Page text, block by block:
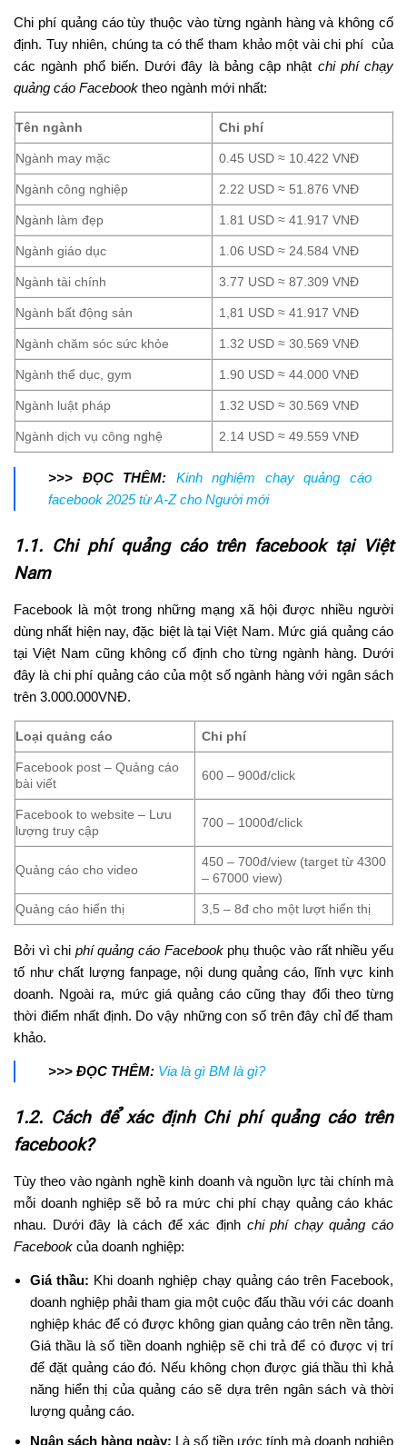
Chi phí quảng cáo tùy thuộc vào từng ngành hàng và không cố
định. Tuy nhiên, chúng ta có thể tham khảo một vài chi phí của
các ngành phổ biến. Dưới đây là bảng cập nhật chi phí chạy
quảng cáo Facebook theo ngành mới nhất:
Tên ngành Chi phí
Ngành may mặc 0.45 USD ≈ 10.422 VNĐ
Ngành công nghiệp 2.22 USD ≈ 51.876 VNĐ
Ngành làm đẹp 1.81 USD ≈ 41.917 VNĐ
Ngành giáo dục 1.06 USD ≈ 24.584 VNĐ
Ngành tài chính 3.77 USD ≈ 87.309 VNĐ
Ngành bất động sản 1,81 USD ≈ 41.917 VNĐ
Ngành chăm sóc sức khỏe 1.32 USD ≈ 30.569 VNĐ
Ngành thể dục, gym 1.90 USD ≈ 44.000 VNĐ
Ngành luật pháp 1.32 USD ≈ 30.569 VNĐ
Ngành dịch vụ công nghệ 2.14 USD ≈ 49.559 VNĐ
>>> ĐỌC THÊM: Kinh nghiệm chạy quảng cáo
facebook 2025 từ A-Z cho Người mới
1.1. Chi phí quảng cáo trên facebook tại Việt
Nam
Facebook là một trong những mạng xã hội được nhiều người
dùng nhất hiện nay, đặc biệt là tại Việt Nam. Mức giá quảng cáo
tại Việt Nam cũng không cố định cho từng ngành hàng. Dưới
đây là chi phí quảng cáo của một số ngành hàng với ngân sách
trên 3.000.000VNĐ.
Loại quảng cáo Chi phí
Facebook post – Quảng cáo
bài viết
600 – 900đ/click
Facebook to website – Lưu
lượng truy cập
700 – 1000đ/click
Quảng cáo cho video
450 – 700đ/view (target từ 4300
– 67000 view)
Quảng cáo hiển thị 3,5 – 8đ cho một lượt hiển thị
Bởi vì chi phí quảng cáo Facebookphụ thuộc vào rất nhiều yếu
tố như chất lượng fanpage, nội dung quảng cáo, lĩnh vực kinh
doanh. Ngoài ra, mức giá quảng cáo cũng thay đổi theo từng
thời điểm nhất định. Do vậy những con số trên đây chỉ để tham
khảo.
>>> ĐỌC THÊM: Via là gì BM là gì?
1.2. Cách để xác định Chi phí quảng cáo trên
facebook?
Tùy theo vào ngành nghề kinh doanh và nguồn lực tài chính mà
mỗi doanh nghiệp sẽ bỏ ra mức chi phí chạy quảng cáo khác
nhau. Dưới đây là cách để xác định chi phí chạy quảng cáo
Facebook của doanh nghiệp:
Giá thầu: Khi doanh nghiệp chạy quảng cáo trên Facebook,
doanh nghiệp phải tham gia một cuộc đấu thầu với các doanh
nghiệp khác để có được không gian quảng cáo trên nền tảng.
Giá thầu là số tiền doanh nghiệp sẽ chi trả để có được vị trí
để đặt quảng cáo đó. Nếu không chọn được giá thầu thì khả
năng hiển thị của quảng cáo sẽ dựa trên ngân sách và thời
lượng quảng cáo.
Ngân sách hàng ngày: Là số tiền ước tính mà doanh nghiệp